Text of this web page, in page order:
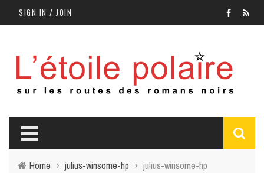
SIGN IN / JOIN
Home › julius-winsome-hp › julius-winsome-hp